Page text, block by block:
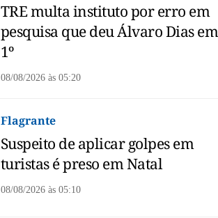
TRE multa instituto por erro em
pesquisa que deu Álvaro Dias em
1º
08/08/2026 às05:20
Flagrante
Suspeito de aplicar golpes em
turistas é preso em Natal
08/08/2026 às05:10